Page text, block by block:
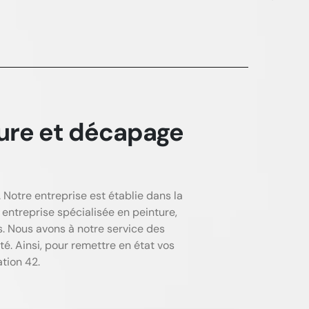
et décapage
entreprise est établie dans la
spécialisée en peinture,
Nous avons à notre service des
Ainsi, pour remettre en état vos
42.